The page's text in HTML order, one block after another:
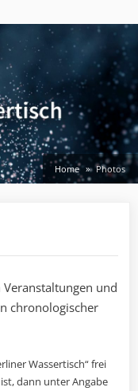
Home Photos
und
chronologischer
Wassertisch“ frei
ist, dann unter Angabe